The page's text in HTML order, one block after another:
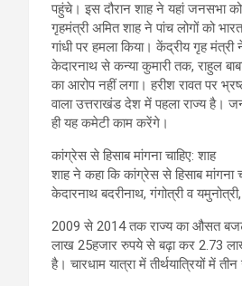
पहुंचे। इस दौरान शाह ने यहां जनसभा
गृहमंत्री अमित शाह ने पांच लोगों को
गांधी पर हमला किया। केंद्रीय गृह
केदारनाथ से कन्या कुमारी तक, राहुल
का आरोप नहीं लगा। हरीश रावत पर
वाला उत्तराखंड देश में पहला राज्य है।
ही यह कमेटी काम करेंगे।
कांग्रेस से हिसाब मांगना चाहिए: शाह
शाह ने कहा कि कांग्रेस से हिसाब
केदारनाथ बदरीनाथ, गंगोत्री व यमुनोत्री,
2009 से 2014 तक राज्य का औसत बजट
लाख 25हजार रुपये से बढ़ा कर 2.73 लाख
है। चारधाम यात्रा में तीर्थयात्रियों में